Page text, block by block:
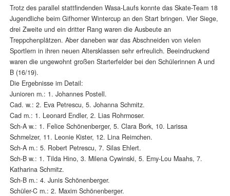
Trotz des parallel stattfindenden Wasa-Laufs konnte das Skate-Team 18
Jugendliche beim Gifhorner Wintercup an den Start bringen. Vier Siege,
drei Zweite und ein dritter Rang waren die Ausbeute an
Treppchenplätzen. Aber daneben war das Abschneiden von vielen
Sportlern in ihren neuen Altersklassen sehr erfreulich. Beeindruckend
waren die ungewohnt großen Starterfelder bei den Schülerinnen A und
B (16/19).
Die Ergebnisse im Detail:
Junioren m.: 1. Johannes Postell.
Cad. w.: 2. Eva Petrescu, 5. Johanna Schmitz.
Cad m.: 1. Leonard Endler, 2. Lias Rohrmoser.
Sch-A w.: 1. Felice Schönenberger, 5. Clara Bork, 10. Larissa
Schmelzer, 11. Leonie Kister, 12. Lina Reimchen.
Sch-A m.: 5. Robert Petrescu, 7. Silas Ehlert.
Sch-B w.: 1. Tilda Hino, 3. Milena Cywinski, 5. Emy-Lou Maahs, 7.
Katharina Schmitz.
Sch-B m.: 4. Junis Schönenberger.
Schüler-C m.: 2. Maxim Schönenberger.